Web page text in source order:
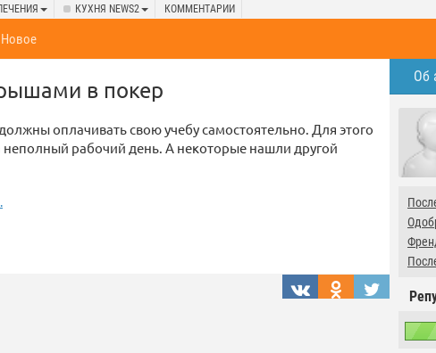
КУХНЯ NEWS2 КОММЕНТАРИИ
Новое
Об
в покер
оплачивать свою учебу самостоятельно. Для этого
рабочий день. А некоторые нашли другой